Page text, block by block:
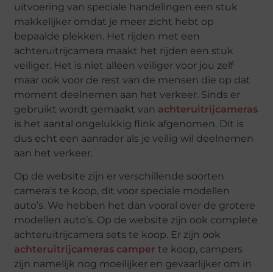
uitvoering van speciale handelingen een stuk
makkelijker omdat je meer zicht hebt op
bepaalde plekken. Het rijden met een
achteruitrijcamera maakt het rijden een stuk
veiliger. Het is niet alleen veiliger voor jou zelf
maar ook voor de rest van de mensen die op dat
moment deelnemen aan het verkeer. Sinds er
gebruikt wordt gemaakt van achteruitrijcameras
is het aantal ongelukkig flink afgenomen. Dit is
dus echt een aanrader als je veilig wil deelnemen
aan het verkeer.
Op de website zijn er verschillende soorten
camera’s te koop, dit voor speciale modellen
auto’s. We hebben het dan vooral over de grotere
modellen auto’s. Op de website zijn ook complete
achteruitrijcamera sets te koop. Er zijn ook
achteruitrijcameras camper te koop, campers
zijn namelijk nog moeilijker en gevaarlijker om in